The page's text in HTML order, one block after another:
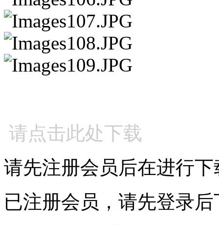
请点击此处下载
请先注册会员后在进行下
已注册会员，请先登录后